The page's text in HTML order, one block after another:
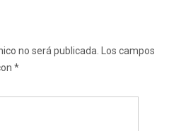
no será publicada.
Los campos
*